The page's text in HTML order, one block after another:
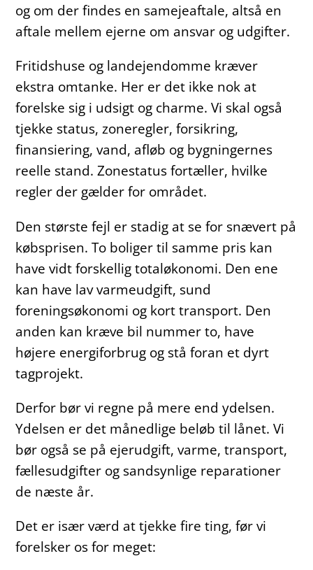
og om der findes en samejeaftale, altså en
aftale mellem ejerne om ansvar og udgifter.
Fritidshuse og landejendomme kræver
ekstra omtanke. Her er det ikke nok at
forelske sig i udsigt og charme. Vi skal også
tjekke status, zoneregler, forsikring,
finansiering, vand, afløb og bygningernes
reelle stand. Zonestatus fortæller, hvilke
regler der gælder for området.
Den største fejl er stadig at se for snævert på
købsprisen. To boliger til samme pris kan
have vidt forskellig totaløkonomi. Den ene
kan have lav varmeudgift, sund
foreningsøkonomi og kort transport. Den
anden kan kræve bil nummer to, have
højere energiforbrug og stå foran et dyrt
tagprojekt.
Derfor bør vi regne på mere end ydelsen.
Ydelsen er det månedlige beløb til lånet. Vi
bør også se på ejerudgift, varme, transport,
fællesudgifter og sandsynlige reparationer
de næste år.
Det er især værd at tjekke fire ting, før vi
forelsker os for meget: